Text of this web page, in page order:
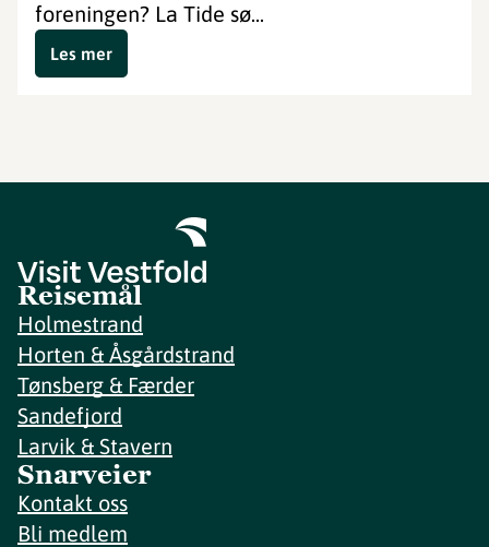
foreningen? La Tide sø...
Les mer
Reisemål
Holmestrand
Horten & Åsgårdstrand
Tønsberg & Færder
Sandefjord
Larvik & Stavern
Snarveier
Kontakt oss
Bli medlem